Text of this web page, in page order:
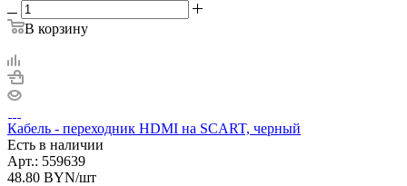
В корзину
Кабель - переходник HDMI на SCART, черный
Есть в наличии
Арт.: 559639
48.80 BYN/шт